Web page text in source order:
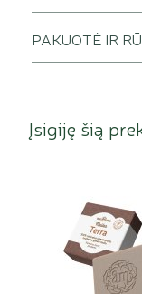
PAKUOTĖ IR
Įsigiję šią